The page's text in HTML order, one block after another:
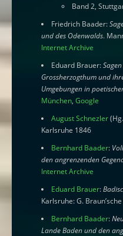
Band 2,
Friedrich Baader:
und des Odenwalds.
Internet Archive
Eduard Brauer:
Grossherzogthum und
Umgebungen in
München,Google
August Schnezler
Karlsruhe 1846
Bernhard Baader:
den angrenzenden
Internet Archive
Eduard Brauer:
Karlsruhe: G.
Bernhard Baader:
Lande Baden und den